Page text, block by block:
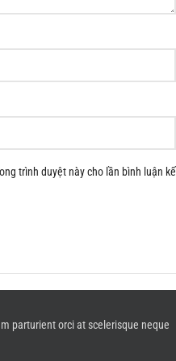
trình duyệt này cho lần bình luận kế
parturient orci at scelerisque neque